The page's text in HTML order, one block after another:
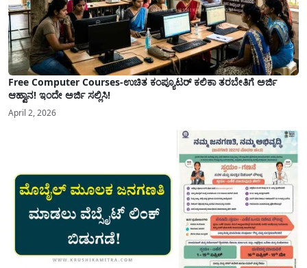
Free Computer Courses-ಉಚಿತ ಕಂಪ್ಯೂಟರ್ ಕಲಿಕಾ ತರಬೇತಿಗೆ ಅರ್ಜಿ
ಆಹ್ವಾನ! ಇಂದೇ ಅರ್ಜಿ ಸಲ್ಲಿಸಿ!
April 2, 2026